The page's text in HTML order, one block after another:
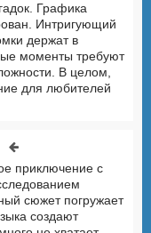
Графика
Интригующий
держат в
моменты требуют
В целом,
для любителей
приключение с
сюжет погружает
создают